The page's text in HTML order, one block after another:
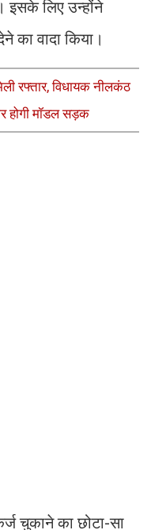
इसके लिए उन्होंने
का वादा किया।
रफ्तार, विधायक नीलकंठ
होगी मॉडल सड़क
चुकाने का छोटा-सा